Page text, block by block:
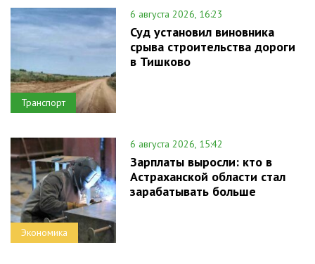
Транспорт
6 августа 2026, 16:23
Суд установил виновника
срыва строительства дороги
в Тишково
Экономика
6 августа 2026, 15:42
Зарплаты выросли: кто в
Астраханской области стал
зарабатывать больше